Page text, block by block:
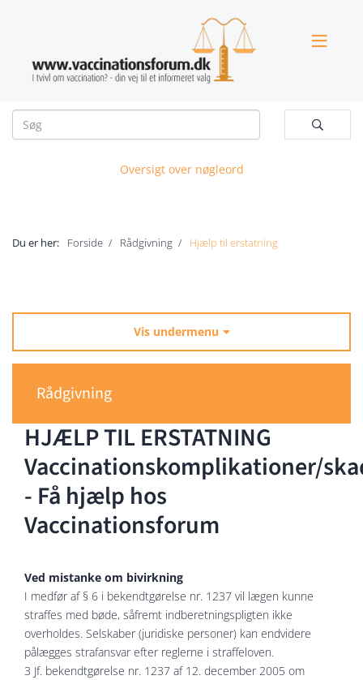


Oversigt over nøgleord
Du er her: Forside Rådgivning Hjælp til erstatning
Vis undermenu 
Rådgivning
HJÆLP TIL ERSTATNING
Vaccinationskomplikationer/
- Få hjælp hos
Vaccinationsforum
Ved mistanke om bivirkning
I medfør af § 6 i bekendtgørelse nr. 1237 vil lægen kunne
straffes med bøde, såfremt indberetningspligten ikke
overholdes. Selskaber (juridiske personer) kan endvidere
pålægges strafansvar efter reglerne i straffeloven.
3 Jf. bekendtgørelse nr. 1237 af 12. december 2005 om